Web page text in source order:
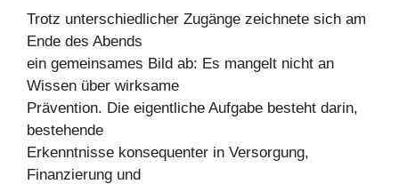
Trotz unterschiedlicher Zugänge zeichnete sich am
Ende des Abends
ein gemeinsames Bild ab: Es mangelt nicht an
Wissen über wirksame
Prävention. Die eigentliche Aufgabe besteht darin,
bestehende
Erkenntnisse konsequenter in Versorgung,
Finanzierung und